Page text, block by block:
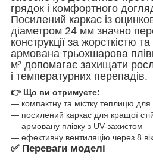
грядок і комфортного
Посилений каркас із
діаметром 24 мм значно
конструкції за жорсткістю та
армована трьохшарова
м² допомагає захищати
і температурних перепадів.
👉 Що ви отримуєте:
— компактну та містку теплицю
— посилений каркас для кращої
— армовану плівку з UV-захистом
— ефективну вентиляцію через 8
✅ Переваги моделі